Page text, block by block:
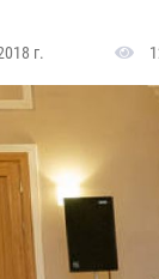
г.